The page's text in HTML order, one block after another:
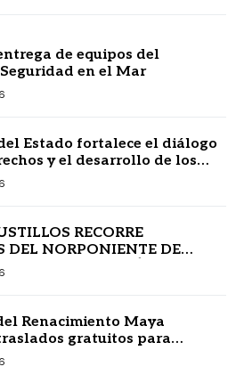
de equipos del
en el Mar
Estado fortalece el diálogo
y el desarrollo de los
RECORRE
DEL NORPONIENTE DE
EL DIÁLOGO CON
Renacimiento Maya
gratuitos para
del CREE